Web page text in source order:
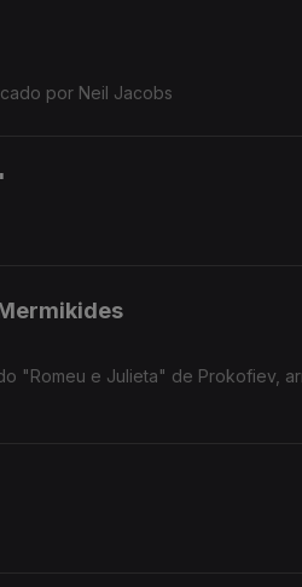
por Neil Jacobs
"Romeu e Julieta" de Prokofiev,